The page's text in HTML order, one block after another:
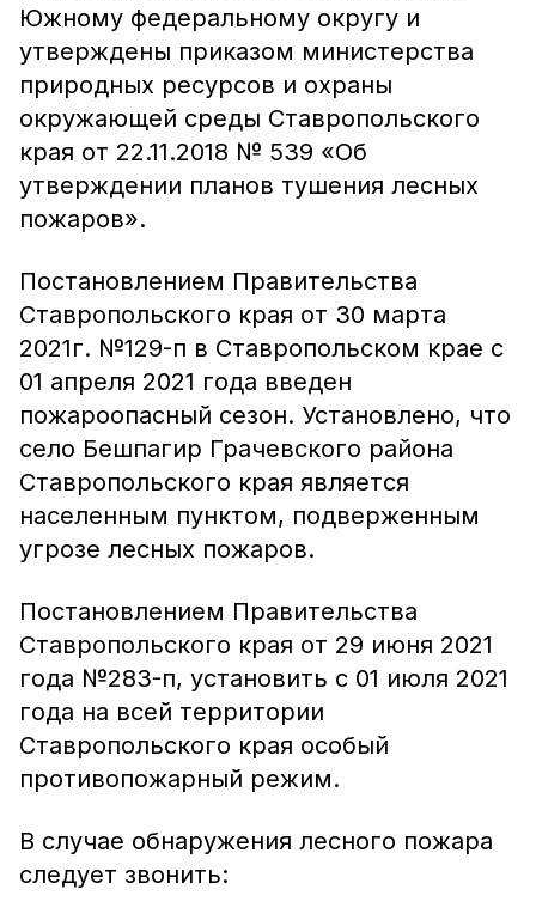
Южному федеральному округу и
утверждены приказом министерства
природных ресурсов и охраны
окружающей среды Ставропольского
края от 22.11.2018 № 539 «Об
утверждении планов тушения лесных
пожаров».
Постановлением Правительства
Ставропольского края от 30 марта
2021г. №129-п в Ставропольском крае с
01 апреля 2021 года введен
пожароопасный сезон. Установлено, что
село Бешпагир Грачевского района
Ставропольского края является
населенным пунктом, подверженным
угрозе лесных пожаров.
Постановлением Правительства
Ставропольского края от 29 июня 2021
года №283-п, установить с 01 июля 2021
года на всей территории
Ставропольского края особый
противопожарный режим.
В случае обнаружения лесного пожара
следует звонить: